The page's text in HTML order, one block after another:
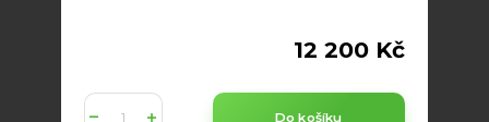
12 200 Kč
Do košíku